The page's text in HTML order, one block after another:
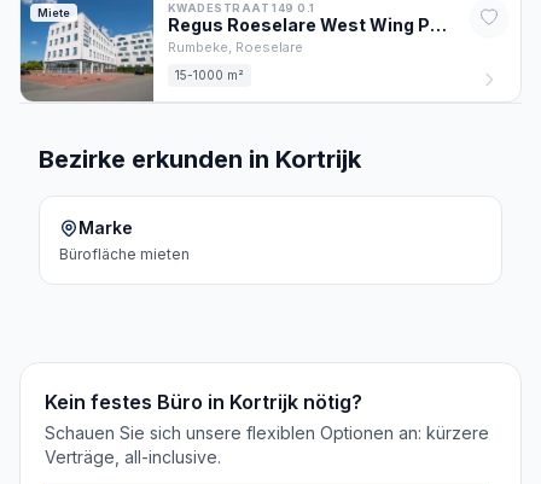
Miete KWADESTRAAT 149 0.1
Regus Roeselare West Wing Park
Rumbeke, Roeselare
15-1000 m²
Bezirke erkunden in Kortrijk
Marke
Bürofläche mieten
Kein festes Büro in Kortrijk nötig?
Schauen Sie sich unsere flexiblen Optionen an: kürzere
Verträge, all-inclusive.